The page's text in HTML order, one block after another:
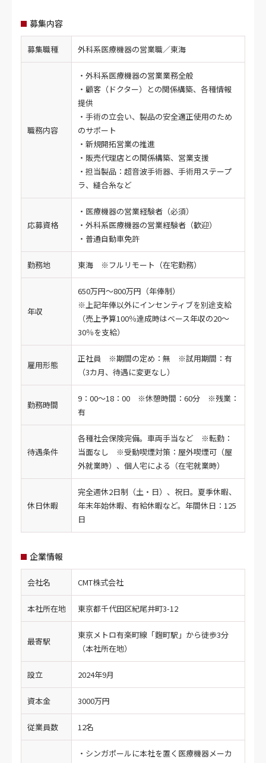
募集内容
募集職種 外科系医療機器の営業職／東海
職務内容
・外科系医療機器の営業業務全般
・顧客（ドクター）との関係構築、各種情報
提供
・手術の立会い、製品の安全適正使用のため
のサポート
・新規開拓営業の推進
・販売代理店との関係構築、営業支援
・担当製品：超音波手術器、手術用ステープ
ラ、縫合糸など
応募資格
・医療機器の営業経験者（必須）
・外科系医療機器の営業経験者（歓迎）
・普通自動車免許
勤務地 東海 ※フルリモート（在宅勤務）
年収
650万円～800万円（年俸制）
※上記年俸以外にインセンティブを別途支給
（売上予算100％達成時はベース年収の20～
30％を支給）
雇用形態
正社員 ※期間の定め：無 ※試用期間：有
（3カ月、待遇に変更なし）
勤務時間
9：00～18：00 ※休憩時間：60分 ※残業：
有
待遇条件
各種社会保険完備。車両手当など ※転勤：
当面なし ※受動喫煙対策：屋外喫煙可（屋
外就業時）、個人宅による（在宅就業時）
休日休暇
完全週休2日制（土・日）、祝日。夏季休暇、
年末年始休暇、有給休暇など。年間休日：125
日
企業情報
会社名 CMT株式会社
本社所在地 東京都千代田区紀尾井町3-12
最寄駅
東京メトロ有楽町線「麴町駅」から徒歩3分
（本社所在地）
設立 2024年9月
資本金 3000万円
従業員数 12名
・シンガポールに本社を置く医療機器メーカ